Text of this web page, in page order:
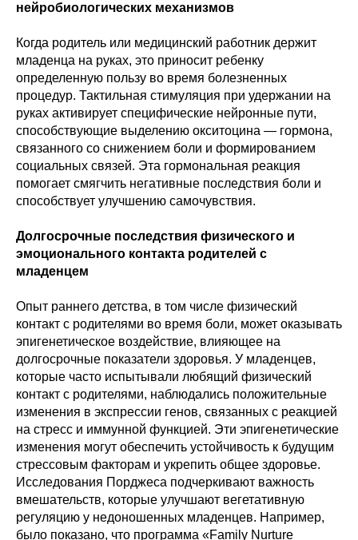
нейробиологических механизмов
Когда родитель или медицинский работник держит
младенца на руках, это приносит ребенку
определенную пользу во время болезненных
процедур. Тактильная стимуляция при удержании на
руках активирует специфические нейронные пути,
способствующие выделению окситоцина — гормона,
связанного со снижением боли и формированием
социальных связей. Эта гормональная реакция
помогает смягчить негативные последствия боли и
способствует улучшению самочувствия.
Долгосрочные последствия физического и
эмоционального контакта родителей с
младенцем
Опыт раннего детства, в том числе физический
контакт с родителями во время боли, может оказывать
эпигенетическое воздействие, влияющее на
долгосрочные показатели здоровья. У младенцев,
которые часто испытывали любящий физический
контакт с родителями, наблюдались положительные
изменения в экспрессии генов, связанных с реакцией
на стресс и иммунной функцией. Эти эпигенетические
изменения могут обеспечить устойчивость к будущим
стрессовым факторам и укрепить общее здоровье.
Исследования Порджеса подчеркивают важность
вмешательств, которые улучшают вегетативную
регуляцию у недоношенных младенцев. Например,
было показано, что программа «Family Nurture